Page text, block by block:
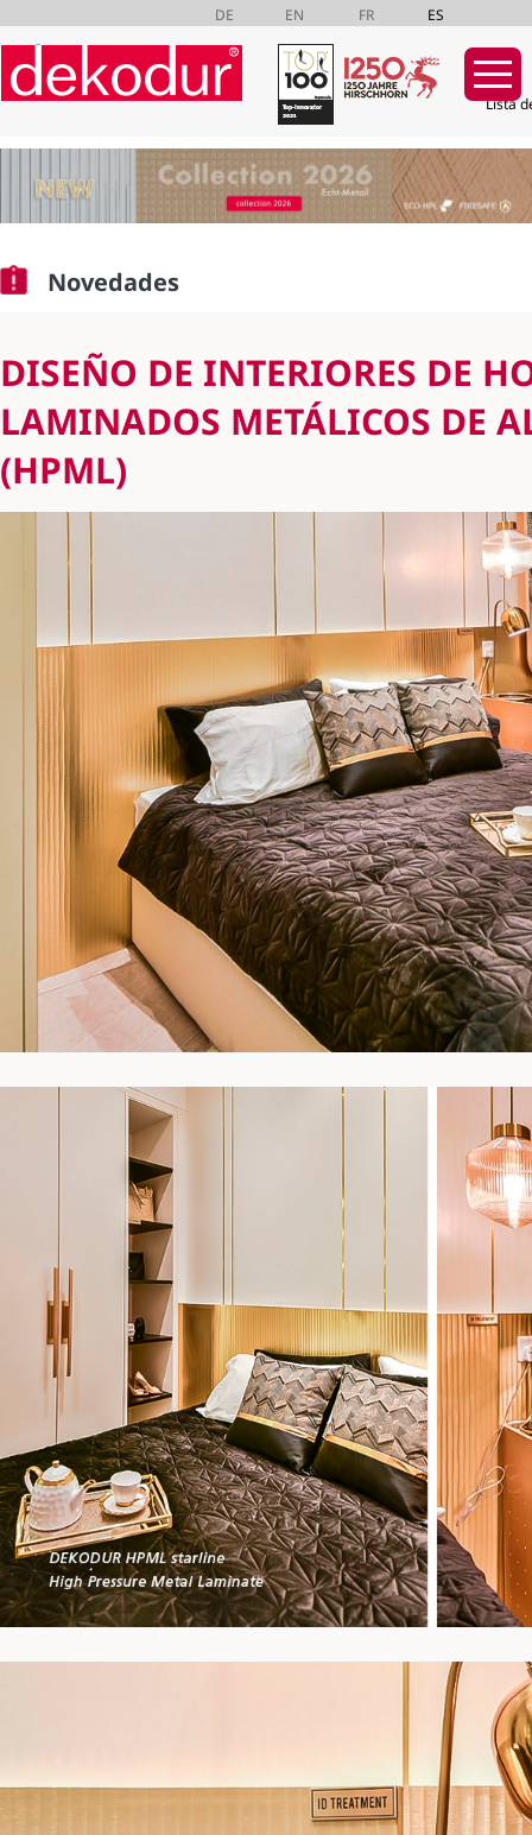
DE EN FR ES
Lista
Saltar
Novedades
DISEÑO DE INTERIORES DE
LAMINADOS METÁLICOS DE
(HPML)